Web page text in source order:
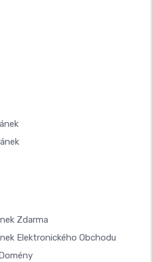
Zdarma
Elektronického Obchodu